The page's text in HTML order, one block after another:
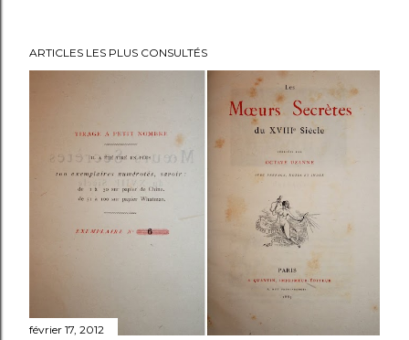
ARTICLES LES PLUS CONSULTÉS
février 17, 2012